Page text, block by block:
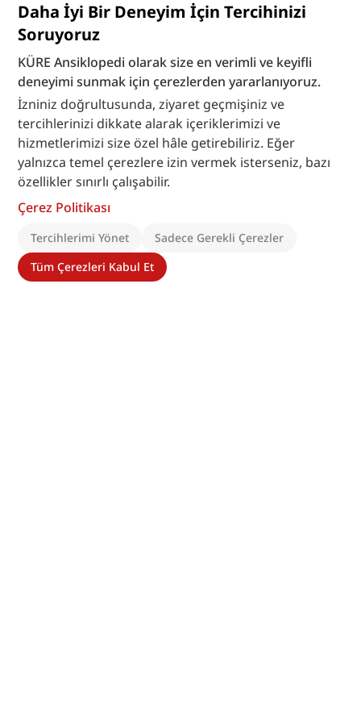
Daha İyi Bir Deneyim İçin Tercihinizi
Soruyoruz
KÜRE Ansiklopedi olarak size en verimli ve keyifli
deneyimi sunmak için çerezlerden yararlanıyoruz.
İzniniz doğrultusunda, ziyaret geçmişiniz ve
tercihlerinizi dikkate alarak içeriklerimizi ve
hizmetlerimizi size özel hâle getirebiliriz. Eğer
yalnızca temel çerezlere izin vermek isterseniz, bazı
özellikler sınırlı çalışabilir.
Çerez Politikası
Tercihlerimi Yönet
Sadece Gerekli Çerezler
Tüm Çerezleri Kabul Et